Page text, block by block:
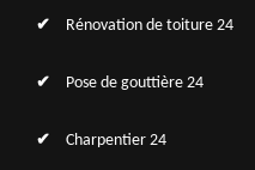
Rénovation de toiture 24
Pose de gouttière 24
Charpentier 24